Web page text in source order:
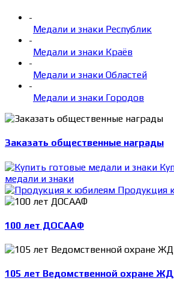
-
Медали и знаки Республик
-
Медали и знаки Краёв
-
Медали и знаки Областей
-
Медали и знаки Городов
Заказать общественные награды
медали и знаки
Продукция
100 лет ДОСААФ
105 лет Ведомственной охране